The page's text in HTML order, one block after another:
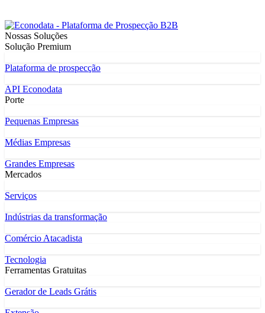
Nossas Soluções
Solução Premium
Plataforma de prospecção
API Econodata
Porte
Pequenas Empresas
Médias Empresas
Grandes Empresas
Mercados
Serviços
Indústrias da transformação
Comércio Atacadista
Tecnologia
Ferramentas Gratuitas
Gerador de Leads Grátis